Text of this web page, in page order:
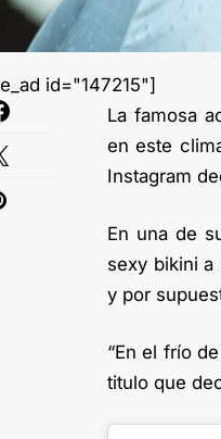
id="147215"]
La famosa
en este
Instagram
En una de
sexy bikini a
y por
“En el frío
titulo que